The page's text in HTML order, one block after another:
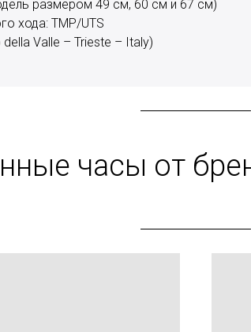
размером 49 см, 60 см и 67 см)
хода: TMP/UTS
della Valle – Trieste – Italy)
часы от